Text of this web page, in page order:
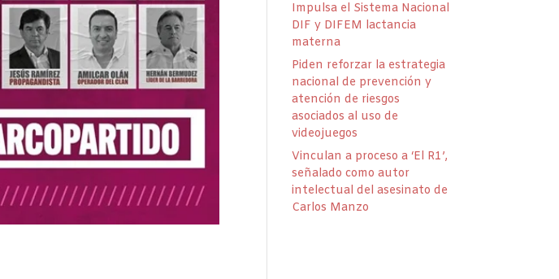
Impulsa el Sistema Nacional
DIF y DIFEM lactancia
materna
Piden reforzar la estrategia
nacional de prevención y
atención de riesgos
asociados al uso de
videojuegos
Vinculan a proceso a ‘El R1’,
señalado como autor
intelectual del asesinato de
Carlos Manzo